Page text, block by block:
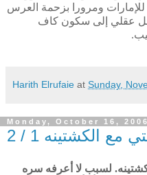
ومرورا بزحمة العرس
عقلي إلى سكون كاف
Harith Elrufaie at Sunday,
Monday, October 16, 2006
مع الكشتينه 1 / 2
لسبب لا أعرفه سره